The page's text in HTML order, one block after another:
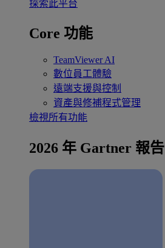
探索此平台
Core 功能
TeamViewer AI
數位員工體驗
遠端支援與控制
資產與修補程式管理
檢視所有功能
2026 年 Gartner 報告